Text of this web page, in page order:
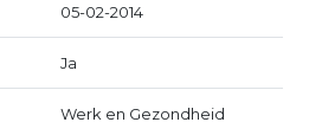
05-02-2014
Ja
Werk en Gezondheid